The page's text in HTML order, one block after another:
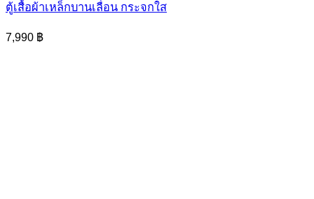
ตู้เสื้อผ้าเหล็กบานเลื่อน กระจกใส
7,990 ฿